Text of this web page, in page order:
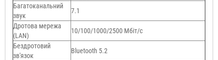
Багатоканальний
звук
7.1
Дротова мережа
(LAN)
10/100/1000/2500 Мбіт/с
Бездротовий
зв'язок
Bluetooth 5.2